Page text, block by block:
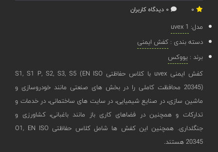
مدل: uvex 1
دسته بندی :کفش ایمنی
برند :یووکس
کفش ایمنی uvex با کلاس حفاظتی S1, S1 P, S2, S3, S5 (EN ISO
20345) محافظت کاملی را در بخش ‌های صنعتی مانند خودروسازی و
ماشین ‌سازی، در صنایع شیمیایی، در سایت ‌های ساختمانی، در خدمات و
تدارکات و همچنین در فضاهای کاری باز مانند باغبانی، کشاورزی و
جنگلداری. همچنین این کفش ها شامل کلاس حفاظتی O1, EN ISO
20345 هستند.